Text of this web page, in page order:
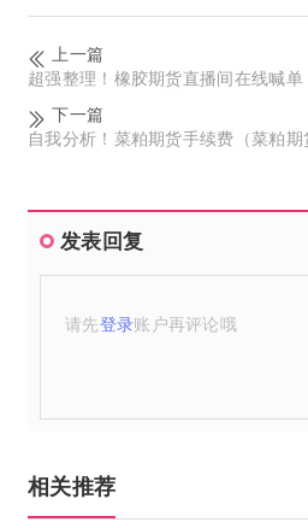
上一篇
超强整理！橡胶期货直播间在线喊
下一篇
自我分析！菜粕期货手续费（菜粕期
发表回复
请先登录账户再评论哦
相关推荐